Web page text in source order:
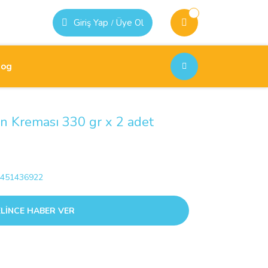
Giriş Yap / Üye Ol
Kreması 330 gr x 2 adet
HABER VER